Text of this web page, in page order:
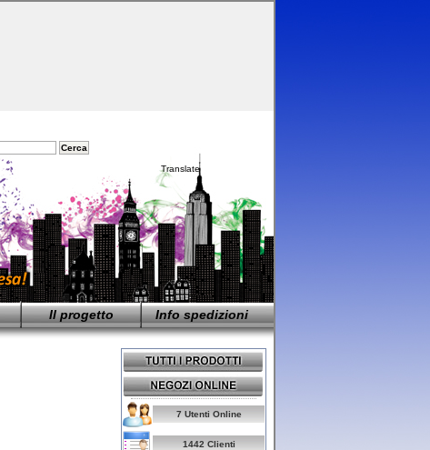
Translate
Il progetto Info spedizioni
7 Utenti Online
1442 Clienti